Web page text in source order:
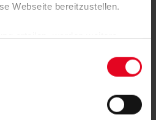
Webseite bereitzustellen.
Identifikatoren oder
werden. Durch Klicken auf den
Cookies und der